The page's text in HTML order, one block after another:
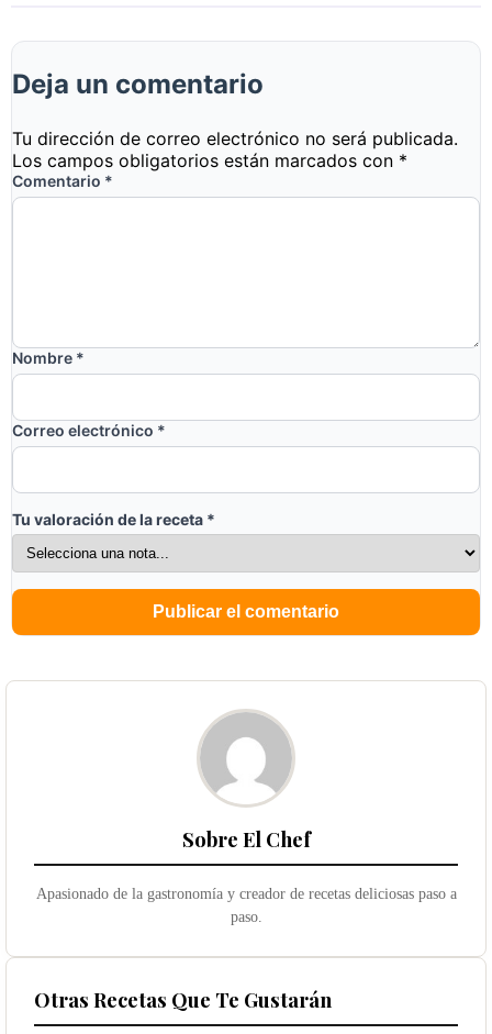
Deja un comentario
Tu dirección de correo electrónico no será publicada.
Los campos obligatorios están marcados con *
Comentario *
Nombre *
Correo electrónico *
Tu valoración de la receta *
Sobre El Chef
Apasionado de la gastronomía y creador de recetas deliciosas paso a
paso.
Otras Recetas Que Te Gustarán